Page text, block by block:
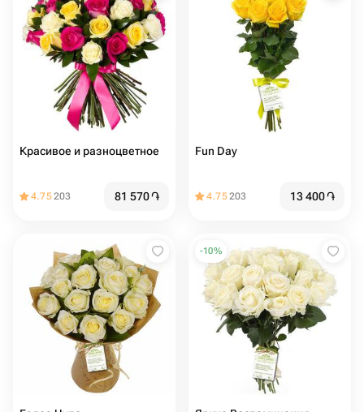
Красивое и разноцветное
4.75203 81 570֏
Fun Day
4.75203 13 400֏
-10%